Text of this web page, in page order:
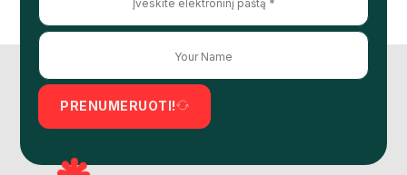
PRENUMERUOTI!